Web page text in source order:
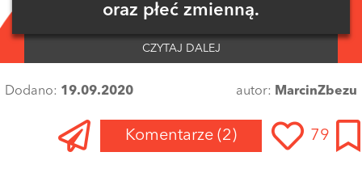
oraz płeć zmienną.
CZYTAJ DALEJ
Dodano: 19.09.2020 autor: MarcinZbezu
Komentarze (2) 79